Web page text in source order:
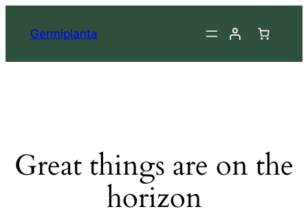
Germiplanta
Great things are on the
horizon